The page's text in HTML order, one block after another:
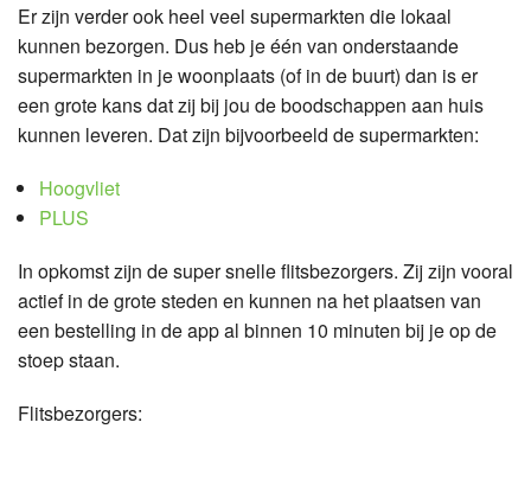
Er zijn verder ook heel veel supermarkten die lokaal
kunnen bezorgen. Dus heb je één van onderstaande
supermarkten in je woonplaats (of in de buurt) dan is er
een grote kans dat zij bij jou de boodschappen aan huis
kunnen leveren. Dat zijn bijvoorbeeld de supermarkten:
Hoogvliet
PLUS
In opkomst zijn de super snelle flitsbezorgers. Zij zijn vooral
actief in de grote steden en kunnen na het plaatsen van
een bestelling in de app al binnen 10 minuten bij je op de
stoep staan.
Flitsbezorgers: